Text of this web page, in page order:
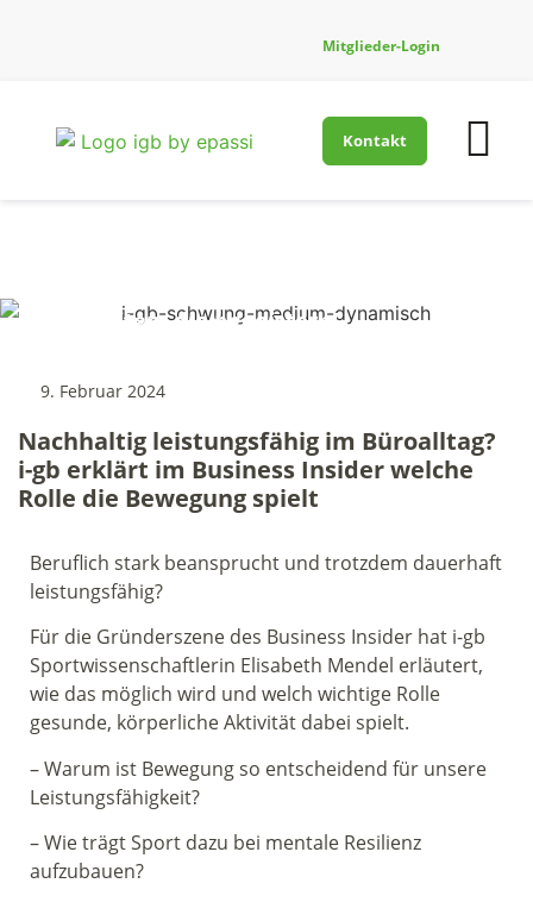
Mitglieder-Login
Kontakt
Neuigkeiten, die begeistern!
9. Februar 2024
Nachhaltig leistungsfähig im Büroalltag?
i-gb erklärt im Business Insider welche
Rolle die Bewegung spielt
Beruflich stark beansprucht und trotzdem dauerhaft
leistungsfähig?
Für die Gründerszene des Business Insider hat i-gb
Sportwissenschaftlerin Elisabeth Mendel erläutert,
wie das möglich wird und welch wichtige Rolle
gesunde, körperliche Aktivität dabei spielt.
– Warum ist Bewegung so entscheidend für unsere
Leistungsfähigkeit?
– Wie trägt Sport dazu bei mentale Resilienz
aufzubauen?